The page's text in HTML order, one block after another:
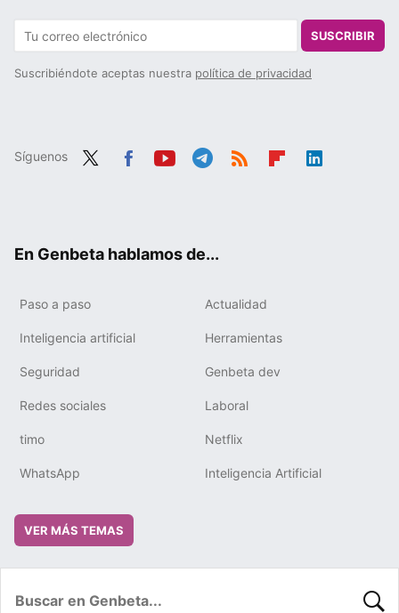
SUSCRIBIR
Suscribiéndote aceptas nuestra política de privacidad
Síguenos
En Genbeta hablamos de...
Paso a paso Actualidad
Inteligencia artificial Herramientas
Seguridad Genbeta dev
Redes sociales Laboral
timo Netflix
WhatsApp Inteligencia Artificial
VER MÁS TEMAS